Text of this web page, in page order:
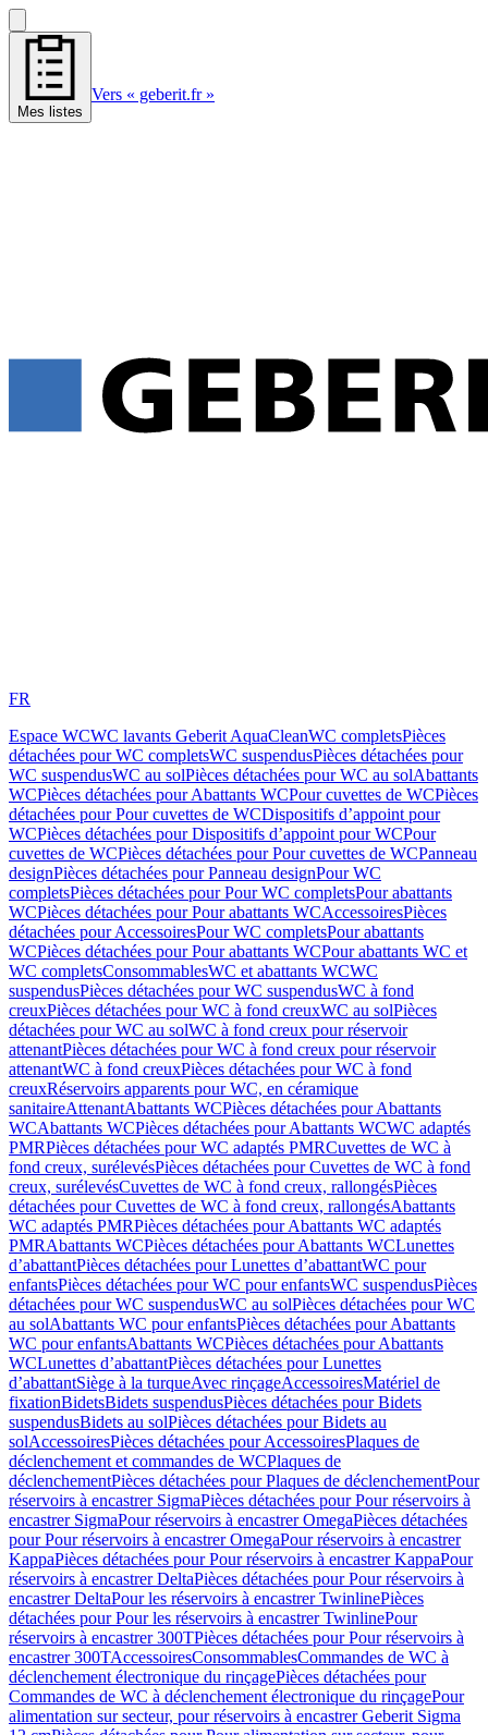
Mes listes
Vers « geberit.fr »
FR
Espace WCWC lavants Geberit AquaCleanWC completsPièces
détachées pour WC completsWC suspendusPièces détachées pour
WC suspendusWC au solPièces détachées pour WC au solAbattants
WCPièces détachées pour Abattants WCPour cuvettes de WCPièces
détachées pour Pour cuvettes de WCDispositifs d’appoint pour
WCPièces détachées pour Dispositifs d’appoint pour WCPour
cuvettes de WCPièces détachées pour Pour cuvettes de WCPanneau
designPièces détachées pour Panneau designPour WC
completsPièces détachées pour Pour WC completsPour abattants
WCPièces détachées pour Pour abattants WCAccessoiresPièces
détachées pour AccessoiresPour WC completsPour abattants
WCPièces détachées pour Pour abattants WCPour abattants WC et
WC completsConsommablesWC et abattants WCWC
suspendusPièces détachées pour WC suspendusWC à fond
creuxPièces détachées pour WC à fond creuxWC au solPièces
détachées pour WC au solWC à fond creux pour réservoir
attenantPièces détachées pour WC à fond creux pour réservoir
attenantWC à fond creuxPièces détachées pour WC à fond
creuxRéservoirs apparents pour WC, en céramique
sanitaireAttenantAbattants WCPièces détachées pour Abattants
WCAbattants WCPièces détachées pour Abattants WCWC adaptés
PMRPièces détachées pour WC adaptés PMRCuvettes de WC à
fond creux, surélevésPièces détachées pour Cuvettes de WC à fond
creux, surélevésCuvettes de WC à fond creux, rallongésPièces
détachées pour Cuvettes de WC à fond creux, rallongésAbattants
WC adaptés PMRPièces détachées pour Abattants WC adaptés
PMRAbattants WCPièces détachées pour Abattants WCLunettes
d’abattantPièces détachées pour Lunettes d’abattantWC pour
enfantsPièces détachées pour WC pour enfantsWC suspendusPièces
détachées pour WC suspendusWC au solPièces détachées pour WC
au solAbattants WC pour enfantsPièces détachées pour Abattants
WC pour enfantsAbattants WCPièces détachées pour Abattants
WCLunettes d’abattantPièces détachées pour Lunettes
d’abattantSiège à la turqueAvec rinçageAccessoiresMatériel de
fixationBidetsBidets suspendusPièces détachées pour Bidets
suspendusBidets au solPièces détachées pour Bidets au
solAccessoiresPièces détachées pour AccessoiresPlaques de
déclenchement et commandes de WCPlaques de
déclenchementPièces détachées pour Plaques de déclenchementPour
réservoirs à encastrer SigmaPièces détachées pour Pour réservoirs à
encastrer SigmaPour réservoirs à encastrer OmegaPièces détachées
pour Pour réservoirs à encastrer OmegaPour réservoirs à encastrer
KappaPièces détachées pour Pour réservoirs à encastrer KappaPour
réservoirs à encastrer DeltaPièces détachées pour Pour réservoirs à
encastrer DeltaPour les réservoirs à encastrer TwinlinePièces
détachées pour Pour les réservoirs à encastrer TwinlinePour
réservoirs à encastrer 300TPièces détachées pour Pour réservoirs à
encastrer 300TAccessoiresConsommablesCommandes de WC à
déclenchement électronique du rinçagePièces détachées pour
Commandes de WC à déclenchement électronique du rinçagePour
alimentation sur secteur, pour réservoirs à encastrer Geberit Sigma